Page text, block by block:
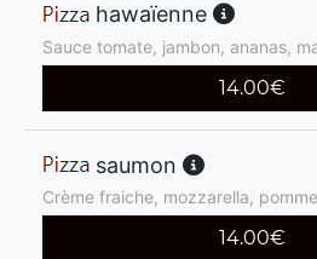
hawaïenne
Sauce tomate, jambon, ananas,
14.00€
saumon
Crème fraiche, mozzarella,
14.00€